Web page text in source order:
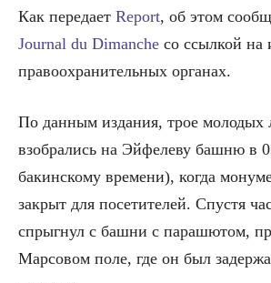
Как передает Report, об этом
Journal du Dimanche со ссылкой на
правоохранительных органах.
По данным издания, трое молодых
взобрались на Эйфелеву башню в
бакинскому времени), когда
закрыт для посетителей. Спустя
спрыгнул с башни с парашютом,
Марсовом поле, где он был